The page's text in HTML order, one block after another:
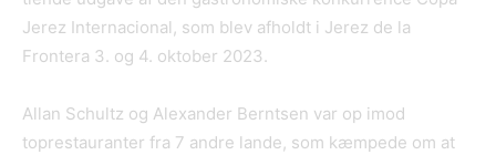
Jerez Internacional, som blev afholdt i Jerez de la
Frontera 3. og 4. oktober 2023.
Allan Schultz og Alexander Berntsen var op imod
toprestauranter fra 7 andre lande, som kæmpede om at